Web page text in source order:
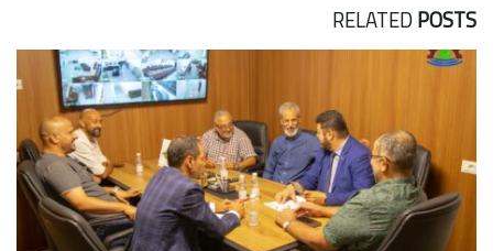
RELATEDPOSTS